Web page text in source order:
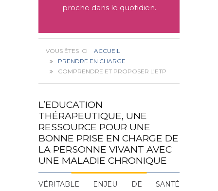
proche dans le quotidien.
ACCUEIL
PRENDRE EN CHARGE
COMPRENDRE ET PROPOSER L’ETP
L’EDUCATION
THÉRAPEUTIQUE, UNE
RESSOURCE POUR UNE
BONNE PRISE EN CHARGE DE
LA PERSONNE VIVANT AVEC
UNE MALADIE CHRONIQUE
VÉRITABLE ENJEU DE SANTÉ